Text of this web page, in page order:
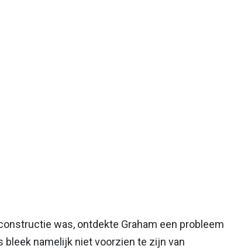
was, ontdekte Graham een probleem
namelijk niet voorzien te zijn van